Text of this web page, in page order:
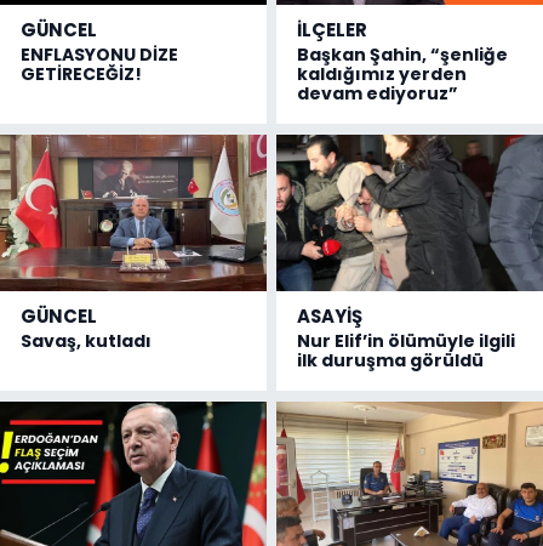
GÜNCEL
ENFLASYONU DİZE
GETİRECEĞİZ!
İLÇELER
Başkan Şahin, “şenliğe
kaldığımız yerden
devam ediyoruz”
GÜNCEL
Savaş, kutladı
ASAYİŞ
Nur Elif’in ölümüyle ilgili
ilk duruşma görüldü